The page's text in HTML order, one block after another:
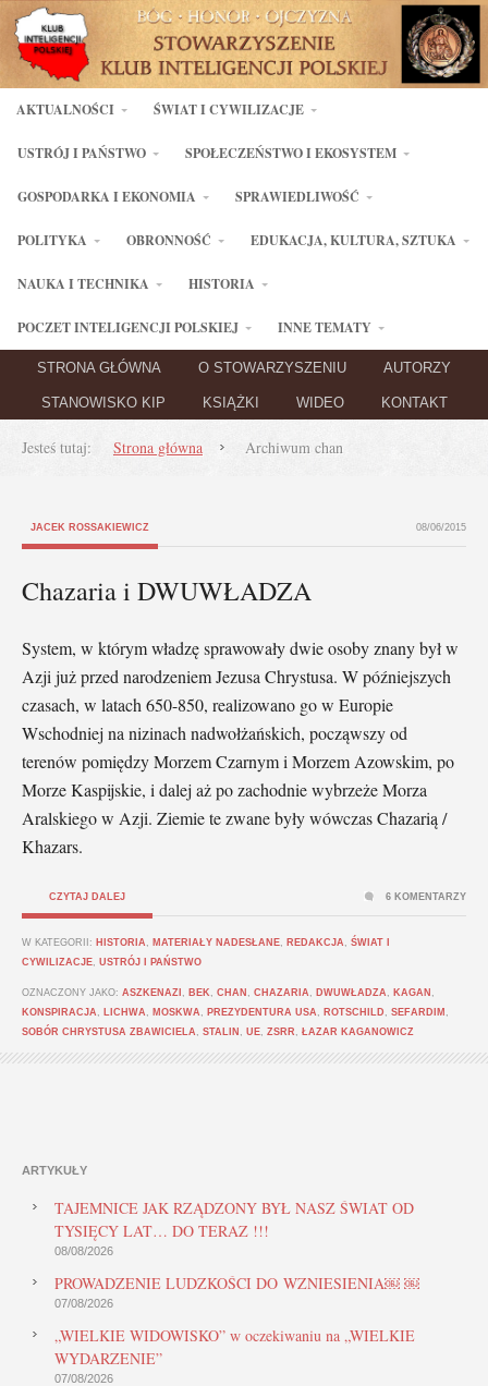
AKTUALNOŚCI ŚWIAT I CYWILIZACJE
USTRÓJ I PAŃSTWO SPOŁECZEŃSTWO I EKOSYSTEM
GOSPODARKA I EKONOMIA SPRAWIEDLIWOŚĆ
POLITYKA OBRONNOŚĆ EDUKACJA, KULTURA, SZTUKA
NAUKA I TECHNIKA HISTORIA
POCZET INTELIGENCJI POLSKIEJ INNE TEMATY
STRONA GŁÓWNA O STOWARZYSZENIU AUTORZY
STANOWISKO KIP KSIĄŻKI WIDEO KONTAKT
Jesteś tutaj: Strona główna Archiwum chan
JACEK ROSSAKIEWICZ 08/06/2015
Chazaria i DWUWŁADZA
System, w którym władzę sprawowały dwie osoby znany był w
Azji już przed narodzeniem Jezusa Chrystusa. W późniejszych
czasach, w latach 650-850, realizowano go w Europie
Wschodniej na nizinach nadwołżańskich, począwszy od
terenów pomiędzy Morzem Czarnym i Morzem Azowskim, po
Morze Kaspijskie, i dalej aż po zachodnie wybrzeże Morza
Aralskiego w Azji. Ziemie te zwane były wówczas Chazarią /
Khazars.
CZYTAJ DALEJ
W KATEGORII: HISTORIA MATERIAŁY NADESŁANE REDAKCJA
ŚWIAT I
CYWILIZACJE USTRÓJ I PAŃSTWO
OZNACZONY JAKO: ASZKENAZI BEK CHAN CHAZARIA DWUWŁADZA KAGAN
KONSPIRACJA
LICHWA MOSKWA PREZYDENTURA USA ROTSCHILD SEFARDIM
SOBÓR CHRYSTUSA ZBAWICIELA
STALIN UE ZSRR ŁAZAR KAGANOWICZ
6 KOMENTARZY
ARTYKUŁY
TAJEMNICE JAK RZĄDZONY BYŁ NASZ ŚWIAT OD
TYSIĘCY LAT… DO TERAZ !!!
08/08/2026
PROWADZENIE LUDZKOŚCI DO WZNIESIENIA￼ ￼
07/08/2026
„WIELKIE WIDOWISKO” w oczekiwaniu na „WIELKIE
WYDARZENIE”
07/08/2026